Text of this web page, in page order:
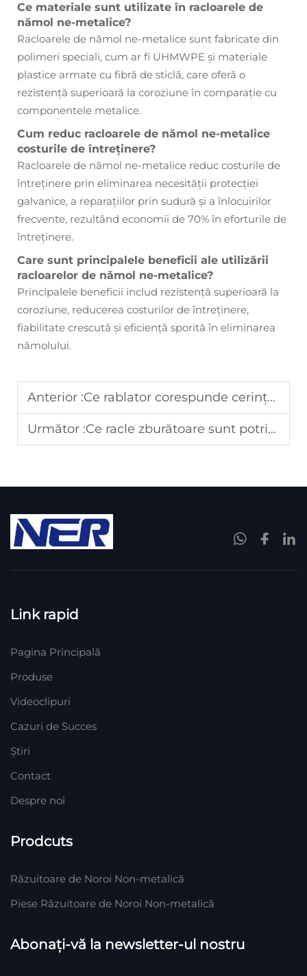
Ce materiale sunt utilizate în racloarele de
nămol ne-metalice?
Racloarele de nămol ne-metalice sunt fabricate din
polimeri speciali, cum ar fi UHMWPE și materiale
plastice armate cu fibră de sticlă, care oferă o
rezistență superioară la coroziune în comparație cu
componentele metalice.
Cum reduc racloarele de nămol ne-metalice
costurile de întreținere?
Racloarele de nămol ne-metalice reduc costurile de
întreținere prin eliminarea necesității protecției
galvanice, a reparațiilor prin sudură și a înlocuirilor
frecvente, rezultând economii de 70% în eforturile de
întreținere.
Care sunt principalele beneficii ale utilizării
racloarelor de nămol ne-metalice?
Principalele beneficii includ rezistență superioară la
coroziune, reducerea costurilor de întreținere,
fiabilitate crescută și eficiență sporită în eliminarea
nămolului.
Anterior :Ce rablator corespunde cerințelor ridicate de stabilitate ale sistemelor de epurare?
Următor :Ce racle zburătoare sunt potrivite pentru bazinele mari de sedimentare a apelor uzate?
Link rapid
Pagina Principală
Produse
Videoclipuri
Cazuri de Succes
Știri
Contact
Despre noi
Prodcuts
Răzuitoare de Noroi Non-metalică
Piese Răzuitoare de Noroi Non-metalică
Abonați-vă la newsletter-ul nostru